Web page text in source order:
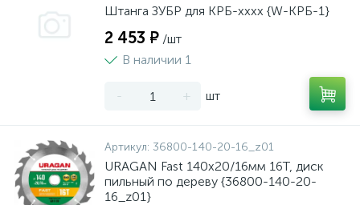
Штанга ЗУБР для КРБ-хххх {W-КРБ-1}
2 453 ₽ /шт
В наличии 1
- + шт
Артикул: 36800-140-20-16_z01
URAGAN Fast 140x20/16мм 16Т, диск
пильный по дереву {36800-140-20-
16_z01}